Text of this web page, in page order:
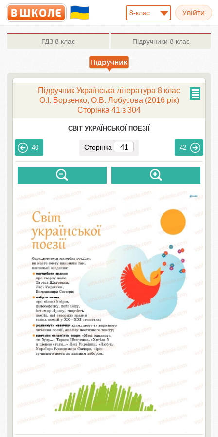
8-клас
ГДЗ 8 клас Підручники 8 клас
Підручник Українська література 8 клас
О.І. Борзенко, О.В. Лобусова (2016 рік)
Сторінка 41 з 304
СВІТ УКРАЇНСЬКОЇ ПОЕЗІЇ
40 Сторінка 42